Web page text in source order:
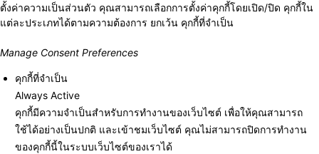
ตั้งค่าความเป็นส่วนตัว คุณสามารถเลือกการตั้งค่าคุกกี้โดยเปิด/ปิด คุกกี้ใน
แต่ละประเภทได้ตามความต้องการ ยกเว้น คุกกี้ที่จำเป็น
Manage Consent Preferences
คุกกี้ที่จำเป็น
Always Active
คุกกี้มีความจำเป็นสำหรับการทำงานของเว็บไซต์ เพื่อให้คุณสามารถ
ใช้ได้อย่างเป็นปกติ และเข้าชมเว็บไซต์ คุณไม่สามารถปิดการทำงาน
ของคุกกี้นี้ในระบบเว็บไซต์ของเราได้